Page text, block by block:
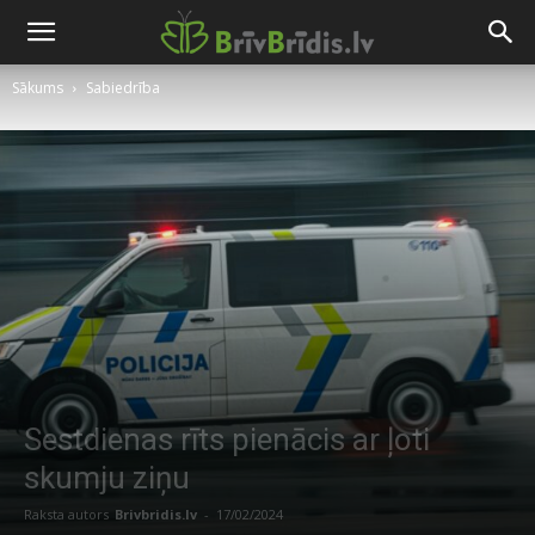
Sākums Sabiedrība
Sestdienas rīts pienācis ar ļoti
skumju ziņu
Raksta autors Brivbridis.lv - 17/02/2024